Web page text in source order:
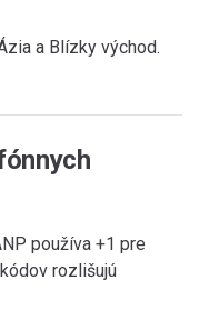
a Blízky východ.
používa +1 pre
rozlišujú